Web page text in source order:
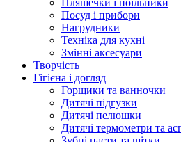
Пляшечки і поїльники
Посуд і прибори
Нагрудники
Техніка для кухні
Змінні аксесуари
Творчість
Гігієна і догляд
Горщики та ванночки
Дитячі підгузки
Дитячі пелюшки
Дитячі термометри та